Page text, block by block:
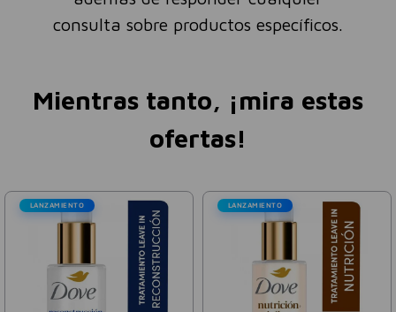
consulta sobre productos específicos.
Mientras tanto, ¡mira estas
ofertas!
LANZAMIENTO LANZAMIENTO